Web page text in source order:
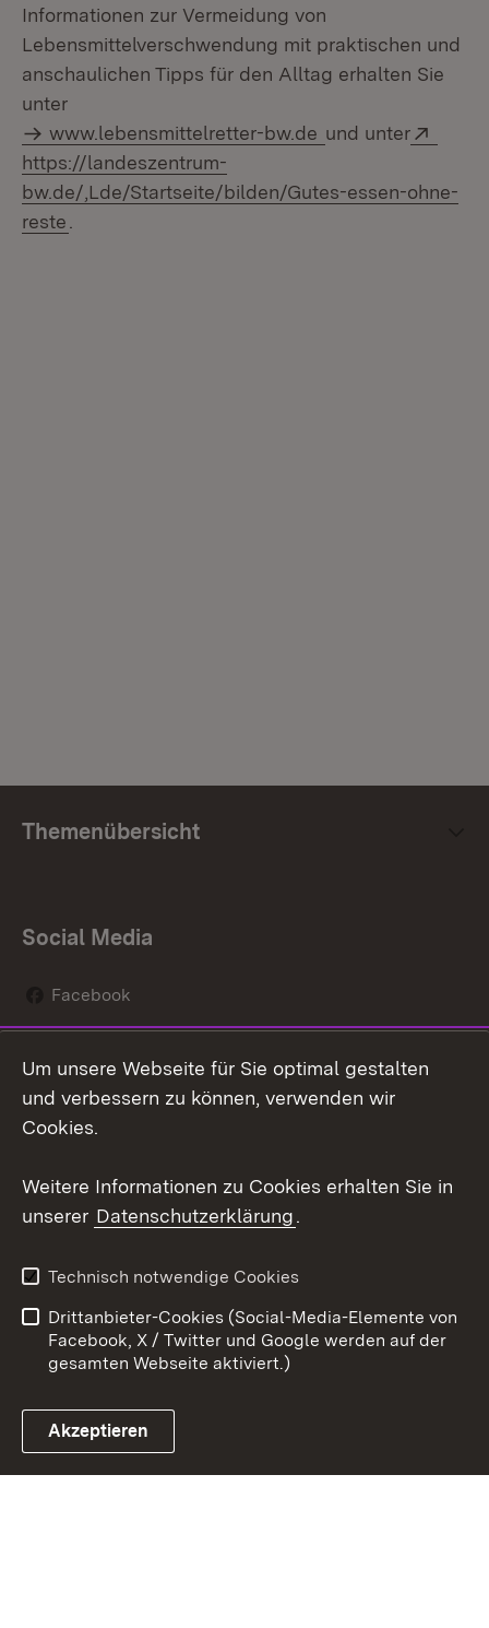
Informationen zur Vermeidung von
Lebensmittelverschwendung mit praktischen und
anschaulichen Tipps für den Alltag erhalten Sie
unter
www.lebensmittelretter-bw.de und unter
https://landeszentrum-
bw.de/,Lde/Startseite/bilden/Gutes-essen-ohne-
reste
Themenübersicht
Social Media
Facebook
Social Wall
Youtube
Link zum Landesportal
Kontakt
Datenschutz
Barrierefreiheit
Impressum Cookies
Um unsere Webseite für Sie optimal gestalten
und verbessern zu können, verwenden wir
Cookies.
Weitere Informationen zu Cookies erhalten Sie in
unserer Datenschutzerklärung.
Technisch notwendige Cookies
Drittanbieter-Cookies (Social-Media-Elemente von
Facebook, X / Twitter und Google werden auf der
gesamten Webseite aktiviert.)
Akzeptieren